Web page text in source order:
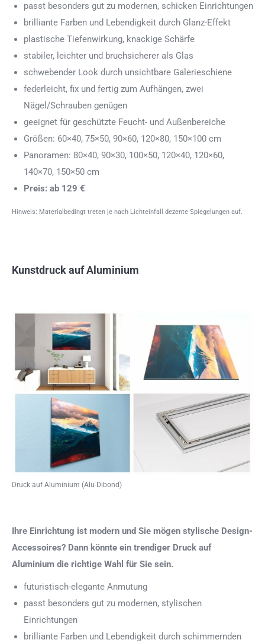
passt besonders gut zu modernen, schicken Einrichtungen
brilliante Farben und Lebendigkeit durch Glanz-Effekt
plastische Tiefenwirkung, knackige Schärfe
stabiler, leichter und bruchsicherer als Glas
schwebender Look durch unsichtbare Galerieschiene
federleicht, fix und fertig zum Aufhängen, zwei
Nägel/Schrauben genügen
geeignet für geschützte Feucht- und Außenbereiche
Größen: 60×40, 75×50, 90×60, 120×80, 150×100 cm
Panoramen: 80×40, 90×30, 100×50, 120×40, 120×60,
140×70, 150×50 cm
Preis: ab 129 €
Hinweis: Materialbedingt treten je nach Lichteinfall dezente Spiegelungen auf.
Kunstdruck auf Aluminium
Druck auf Aluminium (Alu-Dibond)
Ihre Einrichtung ist modern und Sie mögen stylische Design-
Accessoires? Dann könnte ein trendiger Druck auf
Aluminium die richtige Wahl für Sie sein.
futuristisch-elegante Anmutung
passt besonders gut zu modernen, stylischen
Einrichtungen
brilliante Farben und Lebendigkeit durch schimmernden